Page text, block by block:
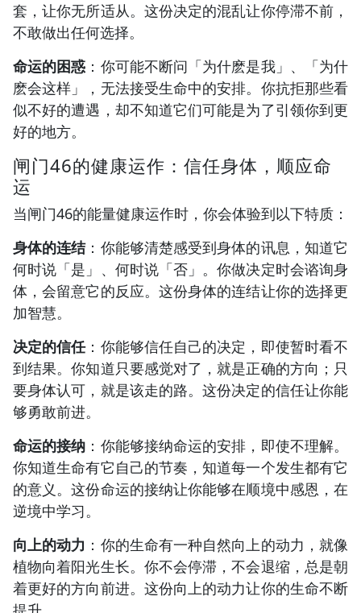
套，让你无所适从。这份决定的混乱让你停滞不前，
不敢做出任何选择。
命运的困惑 ：你可能不断问「为什麽是我」、「为什
麽会这样」，无法接受生命中的安排。你抗拒那些看
似不好的遭遇，却不知道它们可能是为了引领你到更
好的地方。
闸门46的健康运作：信任身体，顺应命
运
当闸门46的能量健康运作时，你会体验到以下特质：
身体的连结：你能够清楚感受到身体的讯息，知道它
何时说「是」、何时说「否」。你做决定时会谘询身
体，会留意它的反应。这份身体的连结让你的选择更
加智慧。
决定的信任：你能够信任自己的决定，即使暂时看不
到结果。你知道只要感觉对了，就是正确的方向；只
要身体认可，就是该走的路。这份决定的信任让你能
够勇敢前进。
命运的接纳 ：你能够接纳命运的安排，即使不理解。
你知道生命有它自己的节奏，知道每一个发生都有它
的意义。这份命运的接纳让你能够在顺境中感恩，在
逆境中学习。
向上的动力 ：你的生命有一种自然向上的动力，就像
植物向着阳光生长。你不会停滞，不会退缩，总是朝
着更好的方向前进。这份向上的动力让你的生命不断